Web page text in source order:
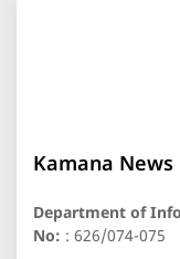
Kamana
Department of
No: : 626/074-075